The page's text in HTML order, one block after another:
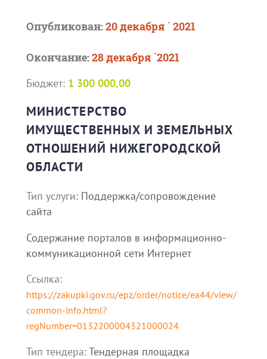
Опубликован:20 декабря ` 2021
Окончание:28 декабря `2021
Бюджет: 1 300 000,00
МИНИСТЕРСТВО
ИМУЩЕСТВЕННЫХ И ЗЕМЕЛЬНЫХ
ОТНОШЕНИЙ НИЖЕГОРОДСКОЙ
ОБЛАСТИ
Тип услуги: Поддержка/сопровождение
сайта
Содержание порталов в информационно-
коммуникационной сети Интернет
Ссылка:
https://zakupki.gov.ru/epz/order/notice/ea44/view/
common-info.html?
regNumber=0132200004321000024
Тип тендера:Тендерная площадка